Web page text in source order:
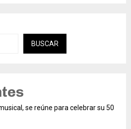
BUSCAR
se reúne para celebrar su 50